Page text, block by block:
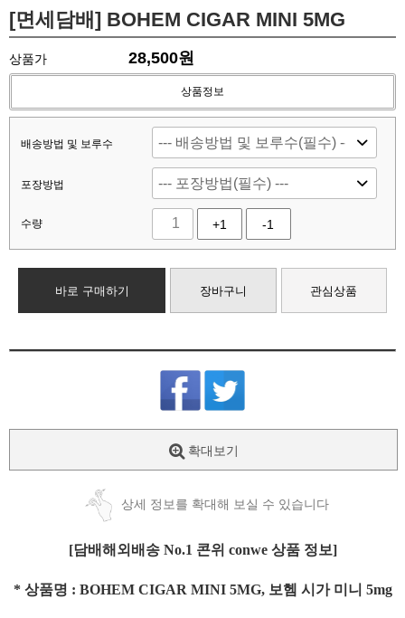
[면세담배] BOHEM CIGAR MINI 5MG
상품가 28,500원
상품정보
배송방법 및 보루수
포장방법
수량 +1 -1
바로 구매하기 장바구니 관심상품
확대보기
상세 정보를 확대해 보실 수 있습니다
[담배해외배송 No.1 콘위 conwe 상품 정보]
* 상품명 : BOHEM CIGAR MINI 5MG, 보헴 시가 미니 5mg